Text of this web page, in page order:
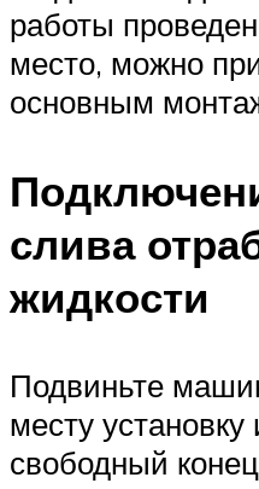
работы
место, можно
основным
слива
жидкости
Подвиньте
месту установку
свободный